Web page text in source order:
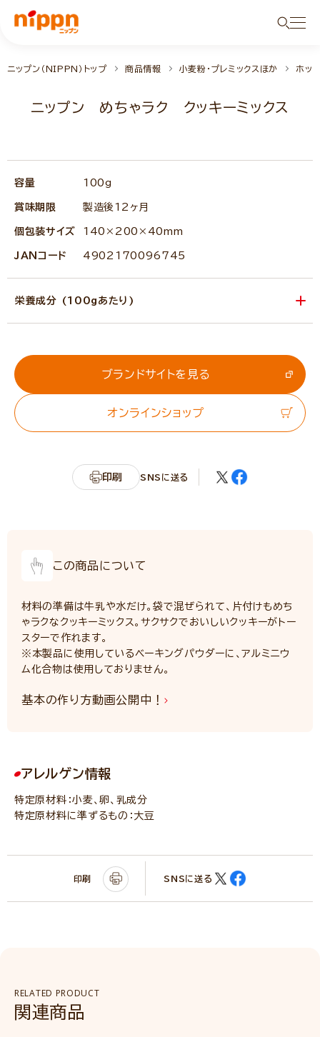
ニップン（NIPPN）トップ 商品情報 小麦粉・プレミックスほか ホッ
ニップン めちゃラク クッキーミックス
容量 100g
賞味期限 製造後12ヶ月
個包装サイズ 140×200×40mm
JANコード 4902170096745
栄養成分 (100gあたり)
22.2g
炭水化物 65.1g
113mg
ブランドサイトを見る
オンラインショップ
印刷 SNSに送る
この商品について
材料の準備は牛乳や水だけ。袋で混ぜられて、片付けもめち
ゃラクなクッキーミックス。サクサクでおいしいクッキーがトー
スターで作れます。
※本製品に使用しているベーキングパウダーに、アルミニウ
ム化合物は使用しておりません。
基本の作り方動画公開中！
アレルゲン情報
特定原材料：小麦、卵、乳成分
特定原材料に準ずるもの：大豆
印刷 SNSに送る
RELATED PRODUCT
関連商品